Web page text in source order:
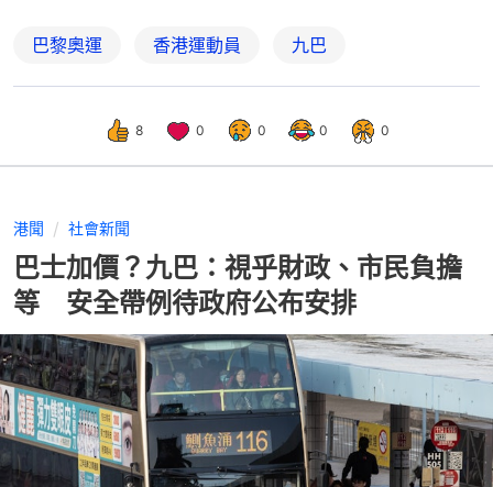
巴黎奧運 香港運動員 九巴
8 0 0 0 0
港聞 社會新聞
巴士加價？九巴：視乎財政、市民負擔
等 安全帶例待政府公布安排